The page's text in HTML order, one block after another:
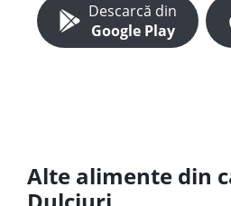
Descarcă din
Google Play
Alte alimente din